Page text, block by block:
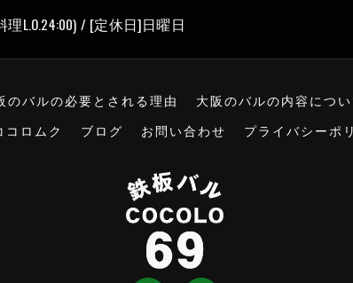
L.O.24:00) / [定休日]日曜日
のバルの必要とされる理由 大阪のバルの内容につい
コロムク ブログ お問い合わせ プライバシーポ